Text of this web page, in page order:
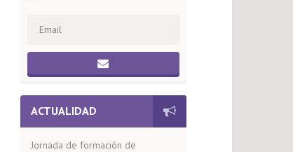
ACTUALIDAD
Jornada de formación de